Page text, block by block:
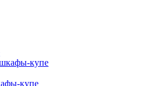
купе
купе